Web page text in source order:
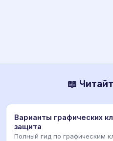
📖
Варианты графических
защита
Полный гид по графическим